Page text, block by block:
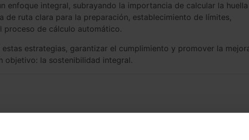
enfoque integral, subrayando la importancia de calcular la huella
de ruta clara para la preparación, establecimiento de límites,
de cálculo automático.
estrategias, garantizar el cumplimiento y promover la
objetivo: la sostenibilidad integral.